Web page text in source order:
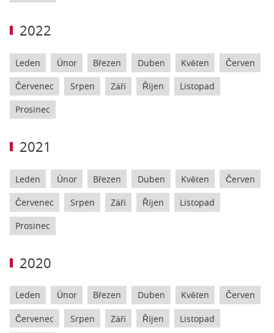
2022
Leden Únor Březen Duben Květen Červen
Červenec Srpen Září Říjen Listopad
Prosinec
2021
Leden Únor Březen Duben Květen Červen
Červenec Srpen Září Říjen Listopad
Prosinec
2020
Leden Únor Březen Duben Květen Červen
Červenec Srpen Září Říjen Listopad